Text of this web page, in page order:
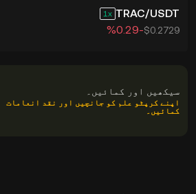
TRAC/USDT
1
$0.2729
‮-‭0.29‬%‬
سیکھیں اور کمائیں۔
اپنے کرپٹو علم کو جانچیں اور نقد انعامات
کمائیں۔